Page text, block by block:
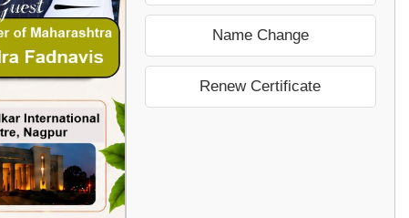
Name Change
Renew Certificate